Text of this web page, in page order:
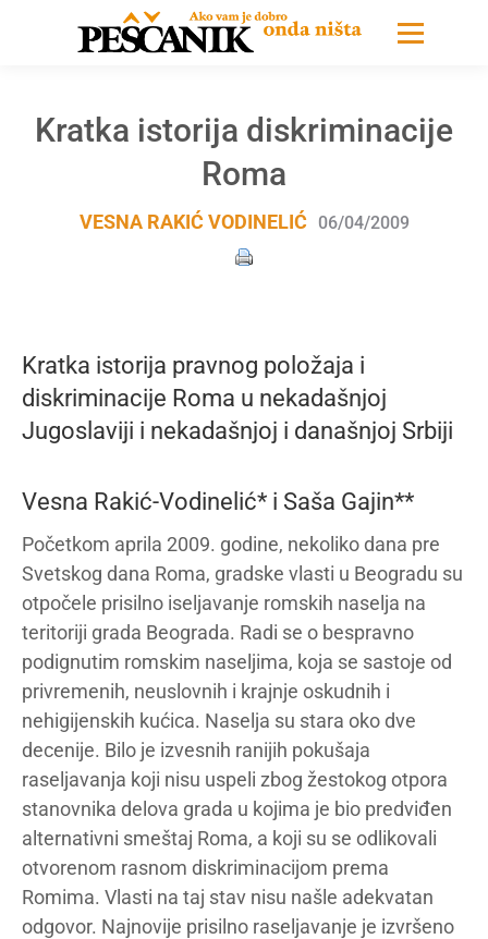
Kratka istorija diskriminacije
Roma
VESNA RAKIĆ VODINELIĆ 06/04/2009
Kratka istorija pravnog položaja i
diskriminacije Roma u nekadašnjoj
Jugoslaviji i nekadašnjoj i današnjoj Srbiji
Vesna Rakić-Vodinelić* i Saša Gajin**
Početkom aprila 2009. godine, nekoliko dana pre
Svetskog dana Roma, gradske vlasti u Beogradu su
otpočele prisilno iseljavanje romskih naselja na
teritoriji grada Beograda. Radi se o bespravno
podignutim romskim naseljima, koja se sastoje od
privremenih, neuslovnih i krajnje oskudnih i
nehigijenskih kućica. Naselja su stara oko dve
decenije. Bilo je izvesnih ranijih pokušaja
raseljavanja koji nisu uspeli zbog žestokog otpora
stanovnika delova grada u kojima je bio predviđen
alternativni smeštaj Roma, a koji su se odlikovali
otvorenom rasnom diskriminacijom prema
Romima. Vlasti na taj stav nisu našle adekvatan
odgovor. Najnovije prisilno raseljavanje je izvršeno